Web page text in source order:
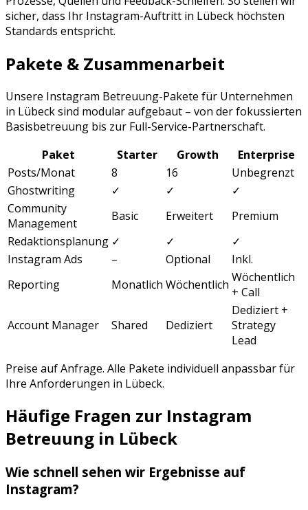
sicher, dass Ihr Instagram-Auftritt in Lübeck höchsten
Standards entspricht.
Pakete & Zusammenarbeit
Unsere Instagram Betreuung-Pakete für Unternehmen
in Lübecksind modular aufgebaut – von der fokussierten
Basisbetreuung bis zur Full-Service-Partnerschaft.
Paket
Starter Growth
Enterprise
Posts/Monat
8 16
Unbegrenzt
Ghostwriting
✓ ✓
✓
Community
Management
Basic Erweitert
Premium
Redaktionsplanung ✓ ✓
✓
Instagram Ads
– Optional
Inkl.
Reporting
Monatlich Wöchentlich Wöchentlich
+ Call
Account Manager Shared Dediziert
Dediziert +
Strategy
Lead
Preise auf Anfrage. Alle Pakete individuell anpassbar für
Ihre Anforderungen in Lübeck.
Häufige Fragen zur Instagram
Betreuung in Lübeck
Wie schnell sehen wir Ergebnisse auf
Instagram?